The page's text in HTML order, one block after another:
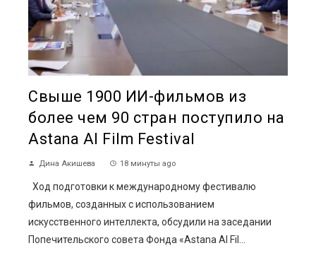
Свыше 1900 ИИ-фильмов из
более чем 90 стран поступило на
Astana AI Film Festival
Дина Акишева 18 минуты ago
Ход подготовки к международному фестивалю
фильмов, созданных с использованием
искусственного интеллекта, обсудили на заседании
Попечительского совета Фонда «Astana AI Fil...